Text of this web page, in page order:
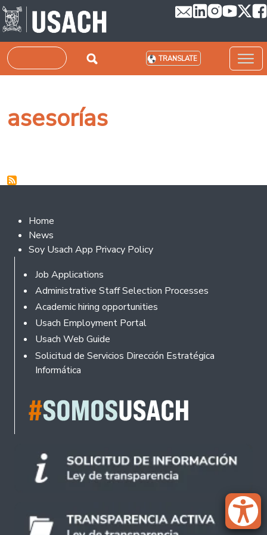
Skip to main content
Search TRANSLATE
asesorías
Footer 2
Home
News
Soy Usach App Privacy Policy
Footer
Job Applications
Administrative Staff Selection Processes
Academic hiring opportunities
Usach Employment Portal
Usach Web Guide
Solicitud de Servicios Dirección Estratégica
Informática